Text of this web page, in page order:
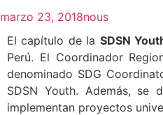
marzo 23, 2018nous
El capítulo de la SDSN
Perú. El Coordinador
denominado SDG
SDSN Youth. Además, se
implementan proyectos